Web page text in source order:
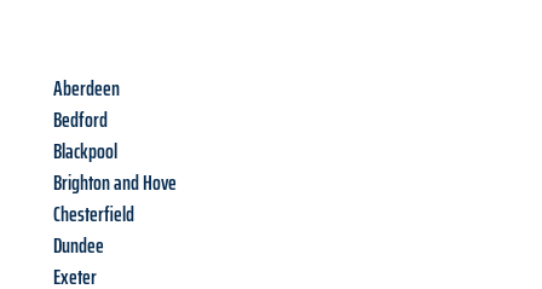
Aberdeen
Bedford
Blackpool
Brighton and Hove
Chesterfield
Dundee
Exeter